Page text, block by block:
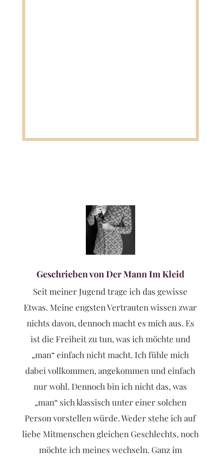
Geschrieben von Der Mann Im Kleid
Seit meiner Jugend trage ich das gewisse
Etwas. Meine engsten Vertrauten wissen zwar
nichts davon, dennoch macht es mich aus. Es
ist die Freiheit zu tun, was ich möchte und
„man“ einfach nicht macht. Ich fühle mich
dabei vollkommen, angekommen und einfach
nur wohl. Dennoch bin ich nicht das, was
„man“ sich klassisch unter einer solchen
Person vorstellen würde. Weder stehe ich auf
liebe Mitmenschen gleichen Geschlechts, noch
möchte ich meines wechseln. Ganz im